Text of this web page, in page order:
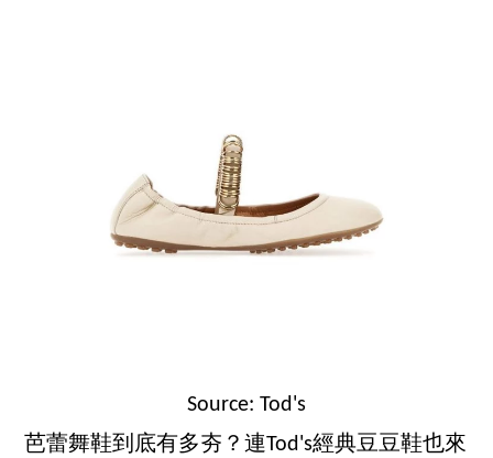
Source: Tod's
芭蕾舞鞋到底有多夯？連Tod's經典豆豆鞋也來